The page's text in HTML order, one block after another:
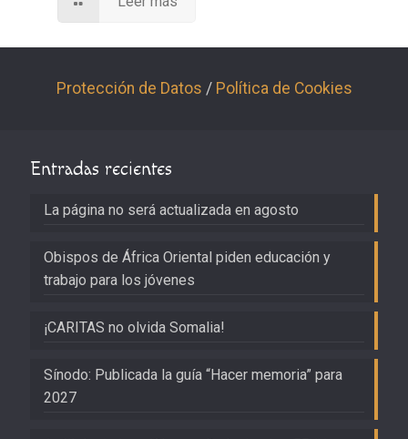
Protección de Datos / Política de Cookies
Entradas recientes
La página no será actualizada en agosto
Obispos de África Oriental piden educación y
trabajo para los jóvenes
¡CARITAS no olvida Somalia!
Sínodo: Publicada la guía “Hacer memoria” para
2027